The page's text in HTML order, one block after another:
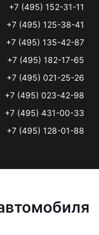
+7 (495) 152-31-11
+7 (495) 125-38-41
+7 (495) 135-42-87
+7 (495) 182-17-65
+7 (495) 021-25-26
+7 (495) 023-42-98
+7 (495) 431-00-33
+7 (495) 128-01-88